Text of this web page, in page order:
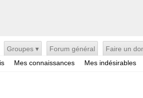
Mes connaissances Mes indésirables
Groupes ▾ Forum général Faire un